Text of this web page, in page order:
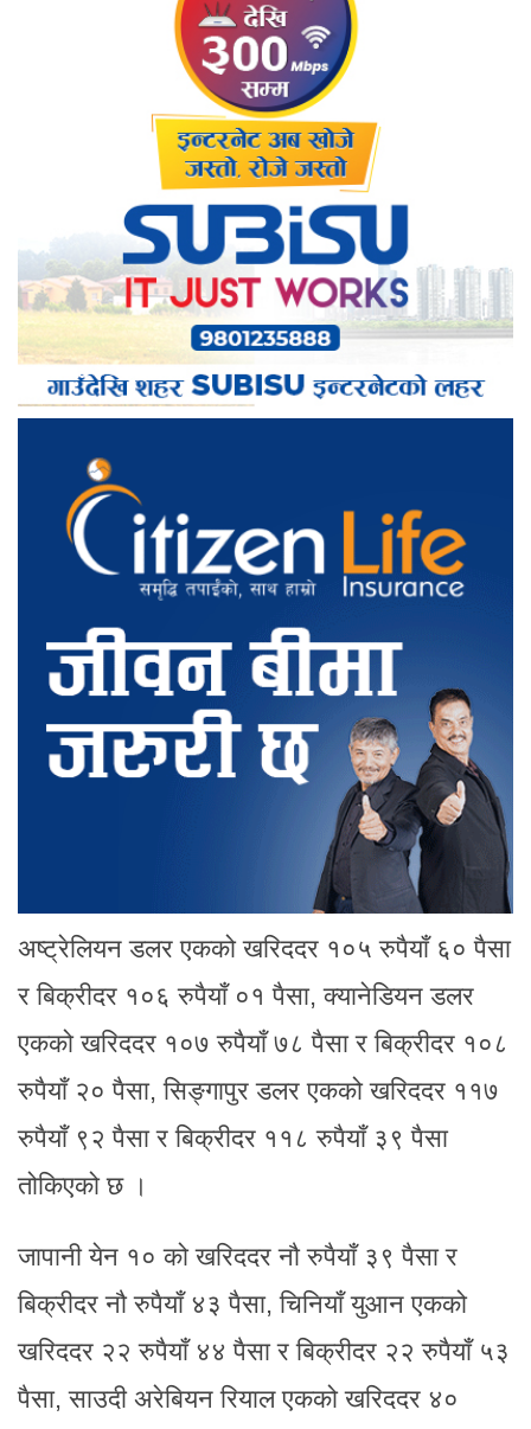
अष्ट्रेलियन डलर एकको खरिददर १०५ रुपैयाँ ६० पैसा
र बिक्रीदर १०६ रुपैयाँ ०१ पैसा, क्यानेडियन डलर
एकको खरिददर १०७ रुपैयाँ ७८ पैसा र बिक्रीदर १०८
रुपैयाँ २० पैसा, सिङ्गापुर डलर एकको खरिददर ११७
रुपैयाँ ९२ पैसा र बिक्रीदर ११८ रुपैयाँ ३९ पैसा
तोकिएको छ ।
जापानी येन १० को खरिददर नौ रुपैयाँ ३९ पैसा र
बिक्रीदर नौ रुपैयाँ ४३ पैसा, चिनियाँ युआन एकको
खरिददर २२ रुपैयाँ ४४ पैसा र बिक्रीदर २२ रुपैयाँ ५३
पैसा, साउदी अरेबियन रियाल एकको खरिददर ४०